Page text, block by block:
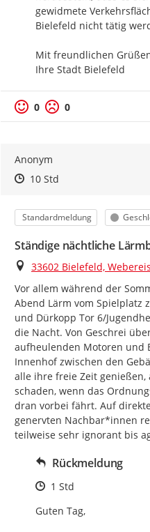
gewidmete
Bielefeld nicht tätig
Mit freundlichen
Ihre Stadt Bielefeld
0 0
Anonym
Zeitpunkt des Erstellens
Zeitpunkt des Erstellens
10 StdZur Äußerung
Kategorie
Standardmeldung Status
Ständige nächtliche
Ort
33602 Bielefeld,
Vor allem während der
Abend Lärm vom Spielplatz
und Dürkopp Tor 6/
die Nacht. Von Geschrei
aufheulenden Motoren und
Innenhof zwischen den
alle ihre freie Zeit
schaden, wenn das
dran vorbei fährt. Auf
genervten Nachbar*innen
teilweise sehr ignorant bis
Rückmeldung
Zeitpunkt des
1 Std
Guten Tag,